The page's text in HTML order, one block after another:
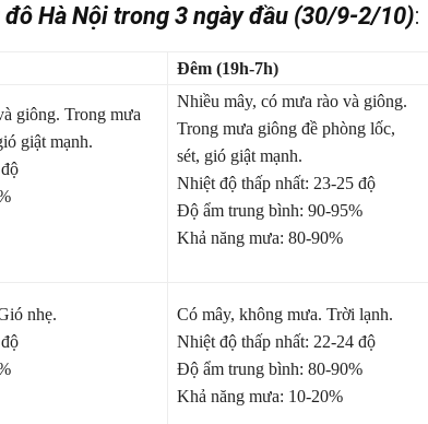
Hà Nội trong 3 ngày đầu (30/9-2/10):
Đêm (19h-7h)
giông. Trong mưa
giật mạnh.
Nhiều mây, có mưa rào và giông.
Trong mưa giông đề phòng lốc,
sét, gió giật mạnh.
Nhiệt độ thấp nhất: 23-25 độ
Độ ẩm trung bình: 90-95%
Khả năng mưa: 80-90%
nhẹ.
Có mây, không mưa. Trời lạnh.
Nhiệt độ thấp nhất: 22-24 độ
Độ ẩm trung bình: 80-90%
Khả năng mưa: 10-20%